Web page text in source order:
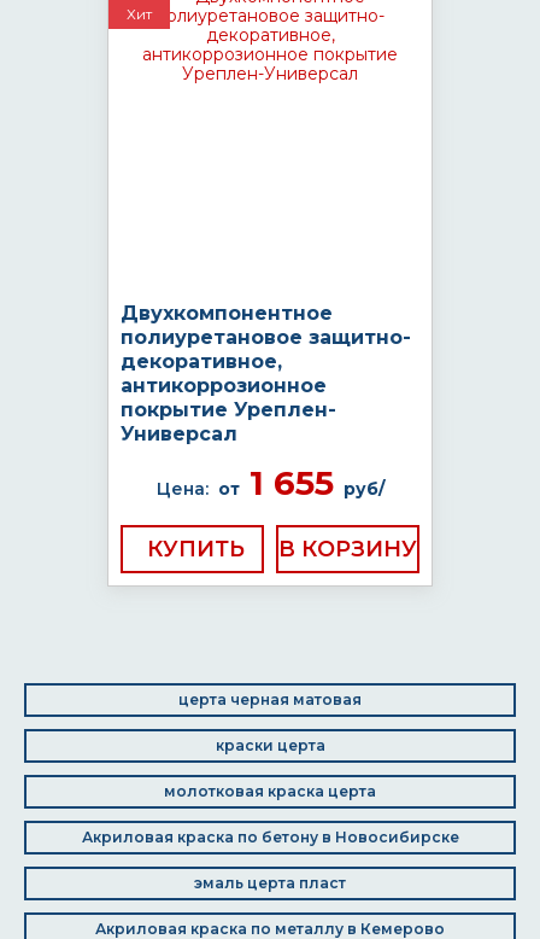
Хит
Двухкомпонентное
полиуретановое защитно-
декоративное,
антикоррозионное
покрытие Уреплен-
Универсал
Цена: от1 655 руб/
КУПИТЬ
церта черная матовая
краски церта
молотковая краска церта
Акриловая краска по бетону в Новосибирске
эмаль церта пласт
Акриловая краска по металлу в Кемерово